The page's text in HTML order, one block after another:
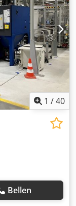
1 /40
Bellen